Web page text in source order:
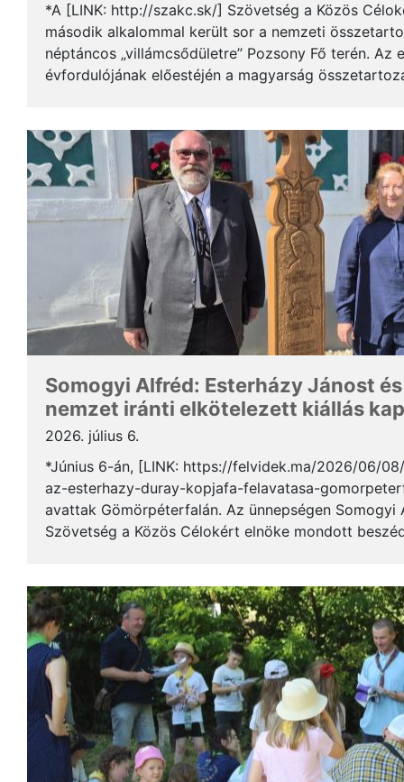
*A [LINK: http://szakc.sk/] Szövetség a Közös
második alkalommal került sor a nemzeti
néptáncos „villámcsődületre” Pozsony Fő terén. Az
évfordulójának előestéjén a magyarság
Somogyi Alfréd: Esterházy Jánost
nemzet iránti elkötelezett kiállás
2026. július 6.
*Június 6-án, [LINK: https://felvidek.ma/2026/06/
az-esterhazy-duray-kopjafa-felavatasa-
avattak Gömörpéterfalán. Az ünnepségen
Szövetség a Közös Célokért elnöke mondott